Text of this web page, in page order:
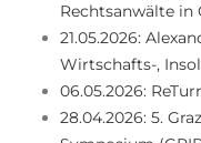
Rechtsanwälte in
21.05.2026:
Wirtschafts-,
06.05.2026:
28.04.2026: 5.